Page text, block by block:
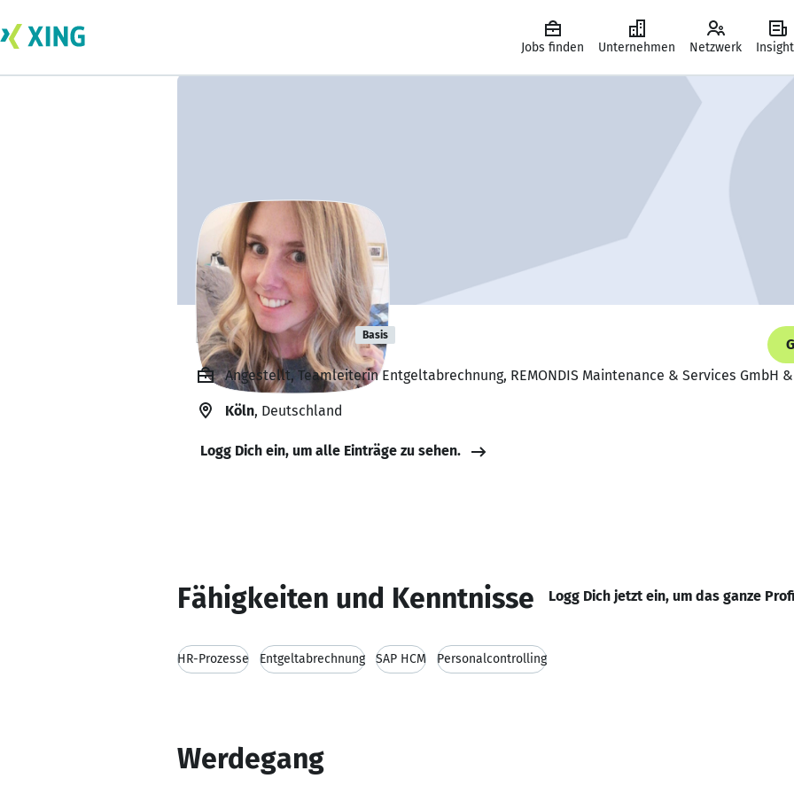
Jobs finden Unternehmen Netzwerk
Bianca Köllen Basis
Angestellt, Teamleiterin Entgeltabrechnung, REMONDIS Maintenance & Services GmbH &
Köln, Deutschland
Logg Dich ein, um alle Einträge zu sehen.
Fähigkeiten und Kenntnisse Logg Dich jetzt ein, um das ganze
HR-Prozesse Entgeltabrechnung SAP HCM Personalcontrolling
Werdegang